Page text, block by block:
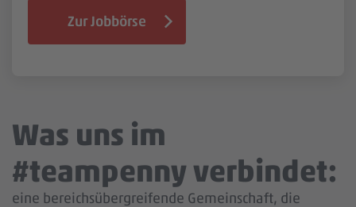
Zur Jobbörse
Was uns im
#teampenny verbindet:
eine bereichsübergreifende Gemeinschaft, die